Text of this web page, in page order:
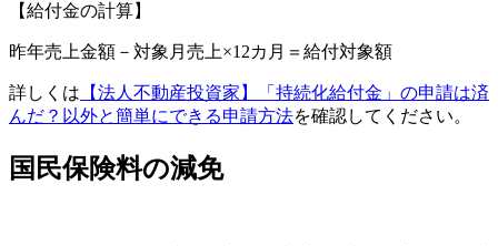
【給付金の計算】
昨年売上金額－対象月売上×12カ月＝給付対象額
詳しくは 【法人不動産投資家】「持続化給付金」の申請は済
んだ？以外と簡単にできる申請方法を確認してください。
国民保険料の減免